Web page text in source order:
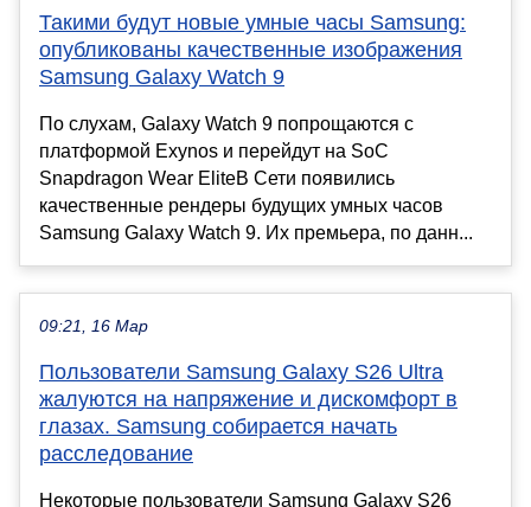
Такими будут новые умные часы Samsung:
опубликованы качественные изображения
Samsung Galaxy Watch 9
По слухам, Galaxy Watch 9 попрощаются с
платформой Exynos и перейдут на SoC
Snapdragon Wear EliteВ Cети появились
качественные рендеры будущих умных часов
Samsung Galaxy Watch 9. Их премьера, по данн...
09:21, 16 Мар
Пользователи Samsung Galaxy S26 Ultra
жалуются на напряжение и дискомфорт в
глазах. Samsung собирается начать
расследование
Некоторые пользователи Samsung Galaxy S26